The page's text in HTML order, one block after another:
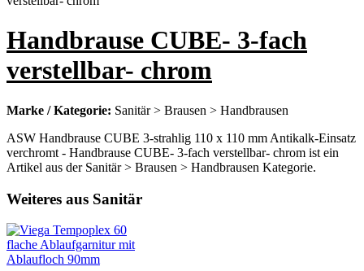
Handbrause CUBE- 3-fach
verstellbar- chrom
Marke / Kategorie: Sanitär > Brausen > Handbrausen
ASW Handbrause CUBE 3-strahlig 110 x 110 mm Antikalk-Einsatz
verchromt - Handbrause CUBE- 3-fach verstellbar- chrom ist ein
Artikel aus der Sanitär > Brausen > Handbrausen Kategorie.
Weiteres aus Sanitär